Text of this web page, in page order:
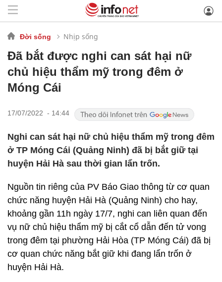
Đời sống Nhịp sống
Đã bắt được nghi can sát hại nữ
chủ hiệu thẩm mỹ trong đêm ở
Móng Cái
17/07/2022 - 14:44
Nghi can sát hại nữ chủ hiệu thẩm mỹ trong đêm
ở TP Móng Cái (Quảng Ninh) đã bị bắt giữ tại
huyện Hải Hà sau thời gian lẩn trốn.
Nguồn tin riêng của PV Báo Giao thông từ cơ quan
chức năng huyện Hải Hà (Quảng Ninh) cho hay,
khoảng gần 11h ngày 17/7, nghi can liên quan đến
vụ nữ chủ hiệu thẩm mỹ bị cắt cổ dẫn đến tử vong
trong đêm tại phường Hải Hòa (TP Móng Cái) đã bị
cơ quan chức năng bắt giữ khi đang lẩn trốn ở
huyện Hải Hà.